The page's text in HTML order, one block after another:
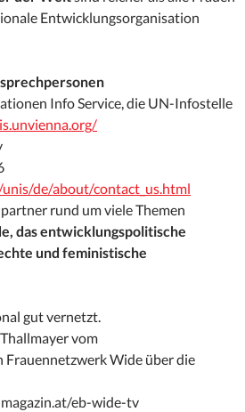
Entwicklungsorganisation
Info Service, die UN-Infostelle
de/about/contact_us.html
rund um viele Themen
das entwicklungspolitische
und feministische
gut vernetzt.
vom
Wide über die
eb-wide-tv